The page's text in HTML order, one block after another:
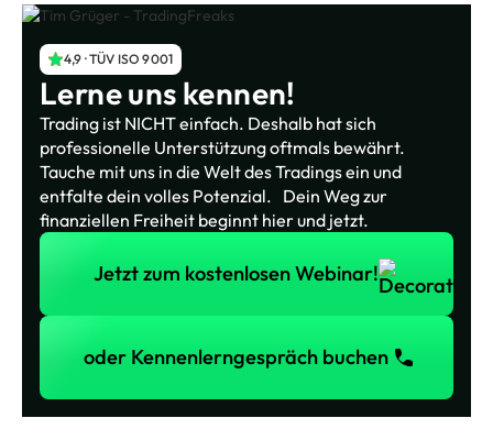
4,9 · TÜV ISO 9001
Lerne uns kennen!
Trading ist NICHT einfach. Deshalb hat sich
professionelle Unterstützung oftmals bewährt.
Tauche mit uns in die Welt des Tradings ein und
entfalte dein volles Potenzial. Dein Weg zur
finanziellen Freiheit beginnt hier und jetzt.
Jetzt zum kostenlosen Webinar!
Jetzt zum kostenlosen Webinar!
oder Kennenlerngespräch buchen
oder Kennenlerngespräch buchen